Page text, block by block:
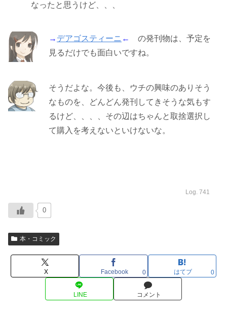
なったと思うけど、、、
→ デアゴスティーニ ←
の発刊物は、予定を
見るだけでも面白いですね。
そうだよな。今後も、ウチの興味のありそう
なものを、どんどん発刊してきそうな気もす
るけど、、、、その辺はちゃんと取捨選択し
て購入を考えないといけないな。
Log. 741
0
本・コミック
X Facebook 0 はてブ 0
LINE コメント